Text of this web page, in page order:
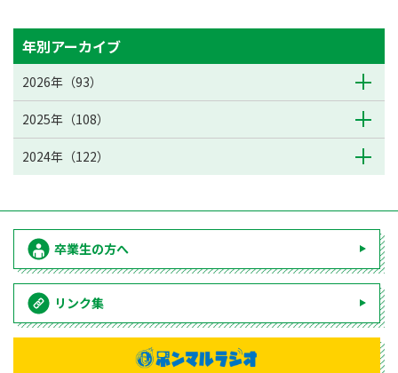
年別アーカイブ
2026年（93）
2025年（108）
2024年（122）
卒業生の方へ
リンク集